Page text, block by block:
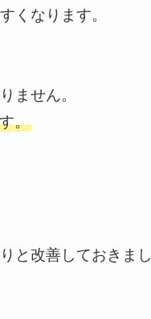
くなります。
ません。
。
と改善しておきまし